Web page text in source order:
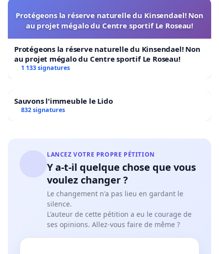
Protégeons la réserve naturelle du Kinsendael! Non
au projet mégalo du Centre sportif Le Roseau!
Protégeons la réserve naturelle du Kinsendael! Non
au projet mégalo du Centre sportif Le Roseau!
1 133 signatures
Sauvons l'immeuble le Lido
832 signatures
LANCEZ VOTRE PROPRE PÉTITION
Y a-t-il quelque chose que vous
voulez changer ?
Le changement n'a pas lieu en gardant le
silence.
L'auteur de cette pétition a eu le courage de
ses opinions. Allez-vous faire de même ?